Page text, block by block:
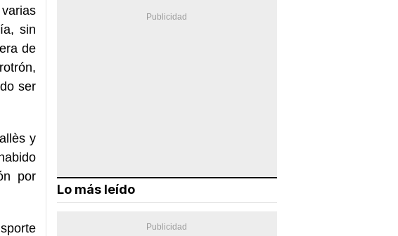
sin
de
ser
y
por
Lo más leído